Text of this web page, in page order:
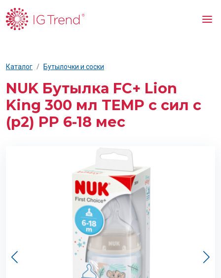
Каталог Бутылочки и соски
NUK Бутылка FC+ Lion
King 300 мл TEMP с сил с
(р2) PP 6-18 мес